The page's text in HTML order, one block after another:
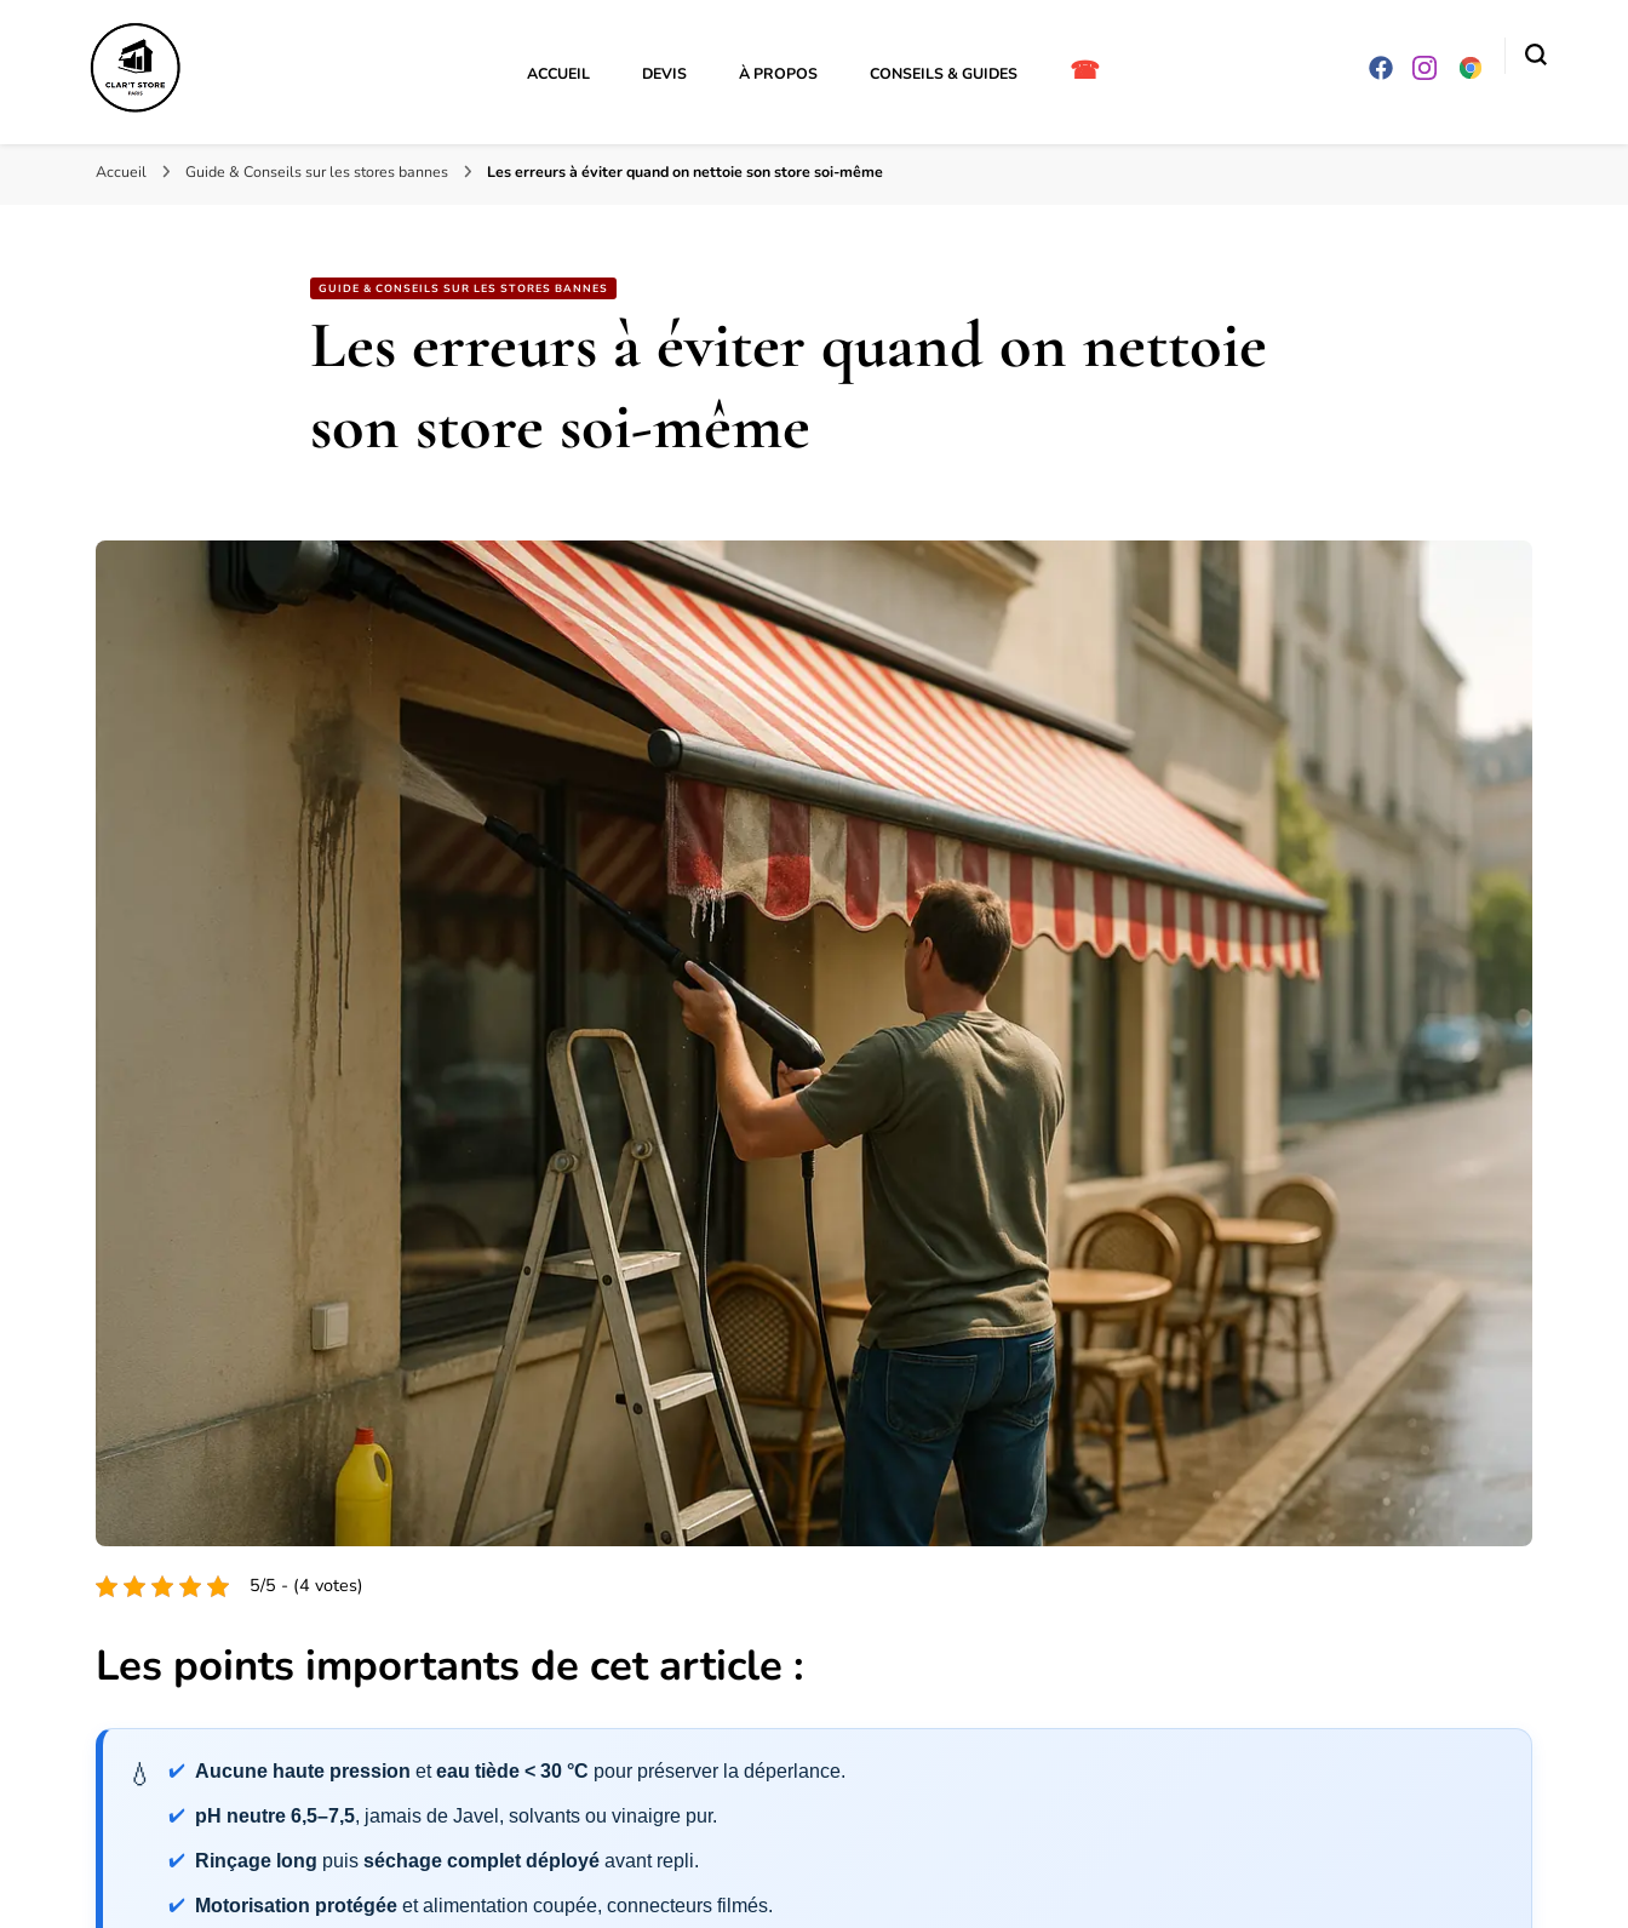
ACCUEIL DEVIS À PROPOS CONSEILS & GUIDES ☎
Accueil Guide & Conseils sur les stores bannes Les erreurs à éviter quand on nettoie son store soi-même
GUIDE & CONSEILS SUR LES STORES BANNES
Les erreurs à éviter quand on nettoie
son store soi-même
5/5 - (4 votes)
Les points importants de cet article :
Aucune haute pression eteau tiède < 30 °C pour préserver la déperlance.
pH neutre 6,5–7,5, jamais de Javel, solvants ou vinaigre pur.
Rinçage long puisséchage complet déployé avant repli.
Motorisation protégée et alimentation coupée, connecteurs filmés.